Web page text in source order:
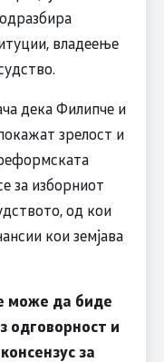
владеење
дека Филипче и
зрелост и
за изборниот
од кои
кои земјава
може да биде
одговорност и
за